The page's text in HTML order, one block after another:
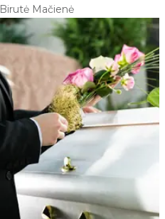
Birutė Mačienė